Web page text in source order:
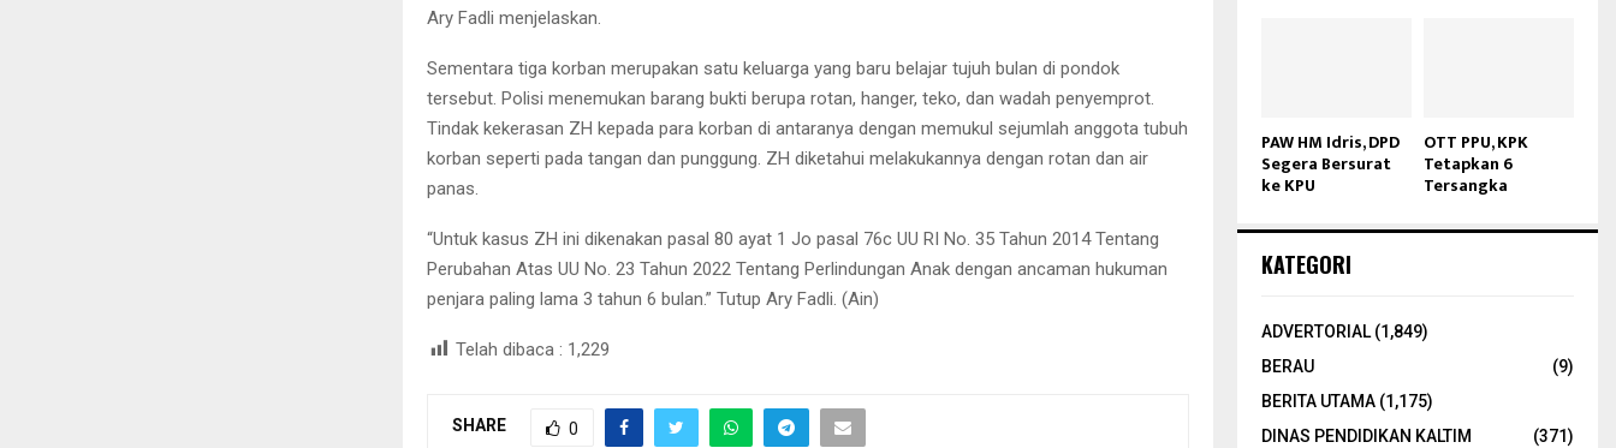
Ary Fadli menjelaskan.
Sementara tiga korban merupakan satu keluarga yang baru belajar tujuh bulan di pondok
tersebut. Polisi menemukan barang bukti berupa rotan, hanger, teko, dan wadah penyemprot.
Tindak kekerasan ZH kepada para korban di antaranya dengan memukul sejumlah anggota tubuh
korban seperti pada tangan dan punggung. ZH diketahui melakukannya dengan rotan dan air
panas.
“Untuk kasus ZH ini dikenakan pasal 80 ayat 1 Jo pasal 76c UU RI No. 35 Tahun 2014 Tentang
Perubahan Atas UU No. 23 Tahun 2022 Tentang Perlindungan Anak dengan ancaman hukuman
penjara paling lama 3 tahun 6 bulan.” Tutup Ary Fadli. (Ain)
Telah dibaca : 1,229
SHARE 0
PAW HM Idris, DPD
Segera Bersurat
ke KPU
OTT PPU, KPK
Tetapkan 6
Tersangka
KATEGORI
ADVERTORIAL(1,849)
BERAU
(9)
BERITA UTAMA (1,175)
DINAS PENDIDIKAN KALTIM
(371)